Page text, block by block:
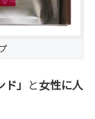
」 と女性に人